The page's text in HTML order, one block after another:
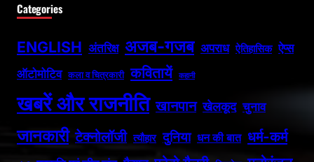
Categories
ENGLISH अंतरिक्ष अजब-गजब अपराध ऐतिहासिक ऐप्स
ऑटोमोटिव कला व चित्रकारी कवितायें कहानी
खबरें और राजनीति खानपान खेलकूद चुनाव
जानकारी टेक्नोलॉजी त्यौहार दुनिया धन की बात धर्म-कर्म